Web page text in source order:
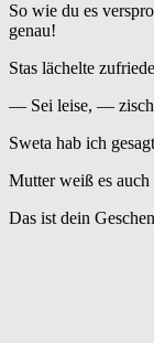
So wie du es
genau!
Stas lächelte
— Sei leise, —
Sweta hab ich
Mutter weiß es auch
Das ist dein